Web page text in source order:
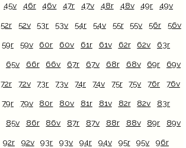
45v 46r 46v 47r 47v 48r 48v 49r 49v
52r 52v 53r 53v 54r 54v 55r 55v 56r 56v
59r 59v 60r 60v 61r 61v 62r 62v 63r
65v 66r 66v 67r 67v 68r 68v 69r 69v
72r 72v 73r 73v 74r 74v 75r 75v 76r 76v
79r 79v 80r 80v 81r 81v 82r 82v 83r
85v 86r 86v 87r 87v 88r 88v 89r 89v
92r 92v 93r 93v 94r 94v 95r 95v 96r